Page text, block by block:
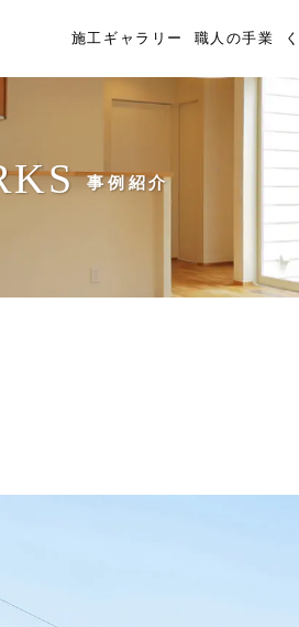
施工ギャラリー 職人の手業
事例紹介